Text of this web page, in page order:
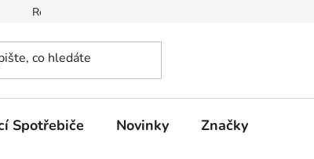
Reklamační Řád
Spotřebiče Novinky Značky